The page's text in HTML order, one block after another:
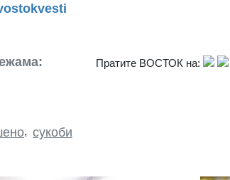
Пратите ВОСТОК на:
, сукоби